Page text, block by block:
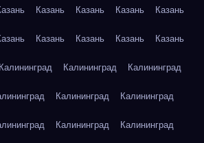
Казань Казань Казань Казань
Казань Казань Казань Казань
Калининград Калининград Калининград
Калининград Калининград
Калининград Калининград